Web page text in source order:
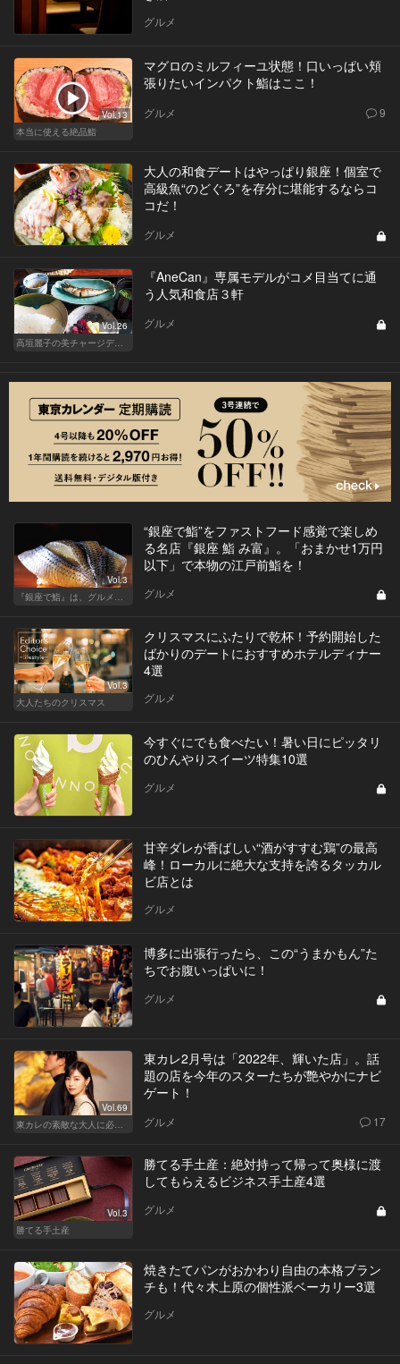
グルメ
Vol.13
本当に使える絶品鮨
マグロのミルフィーユ状態！口いっぱい頬
張りたいインパクト鮨はここ！
グルメ 9
大人の和食デートはやっぱり銀座！個室で
高級魚“のどぐろ”を存分に堪能するならコ
コだ！
グルメ
Vol.26
高垣麗子の美チャージディナー
『AneCan』専属モデルがコメ目当てに通
う人気和食店３軒
グルメ
Vol.3
『銀座で鮨』は、グルメな大人のたしなみだ
“銀座で鮨”をファストフード感覚で楽しめ
る名店『銀座 鮨 み富』。「おまかせ1万円
以下」で本物の江戸前鮨を！
グルメ
Vol.3
大人たちのクリスマス
クリスマスにふたりで乾杯！予約開始した
ばかりのデートにおすすめホテルディナー
4選
グルメ
今すぐにでも食べたい！暑い日にピッタリ
のひんやりスイーツ特集10選
グルメ
甘辛ダレが香ばしい“酒がすすむ鶏”の最高
峰！ローカルに絶大な支持を誇るタッカル
ビ店とは
グルメ
博多に出張行ったら、この“うまかもん”た
ちでお腹いっぱいに！
グルメ
Vol.69
東カレ2月号は「2022年、輝いた店」。話
題の店を今年のスターたちが艶やかにナビ
ゲート！
グルメ 17
Vol.3
勝てる手土産
勝てる手土産：絶対持って帰って奥様に渡
してもらえるビジネス手土産4選
グルメ
焼きたてパンがおかわり自由の本格ブラン
チも！代々木上原の個性派ベーカリー3選
グルメ